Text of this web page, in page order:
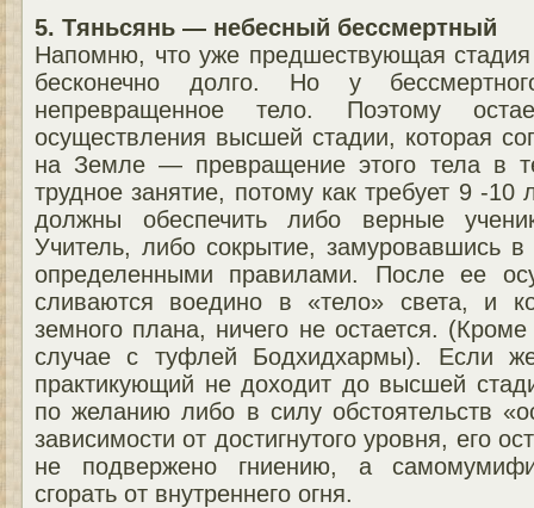
5. Тяньсянь — небесный бессмертный
Напомню, что уже предшествующая стадия
бесконечно долго. Но у
непревращенное тело. Поэтому
осуществления высшей стадии, которая
на Земле — превращение этого тела в
трудное занятие, потому как требует 9 -10
должны обеспечить либо верные
Учитель, либо сокрытие, замуровавшись
определенными правилами. После ее
сливаются воедино в «тело» света, и
земного плана, ничего не остается.
случае с туфлей Бодхидхармы). Если
практикующий не доходит до высшей
по желанию либо в силу обстоятельств
зависимости от достигнутого уровня, его
не подвержено гниению, а
сгорать от внутреннего огня.